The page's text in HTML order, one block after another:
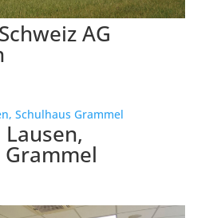
AG